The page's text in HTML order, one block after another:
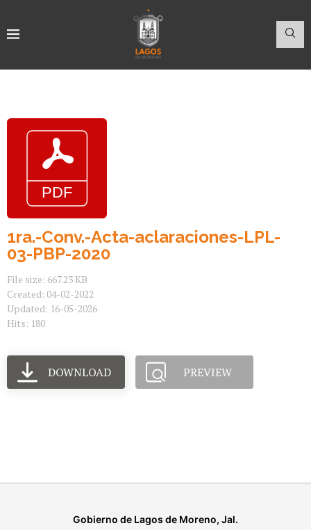
1ra.-Conv.-Acta-aclaraciones-LPL-
03-PBP-2020
File size: 667.23 KB
Created: 04-02-2022
Updated: 16-05-2026
Hits: 180
DOWNLOAD PREVIEW
Gobierno de Lagos de Moreno, Jal.